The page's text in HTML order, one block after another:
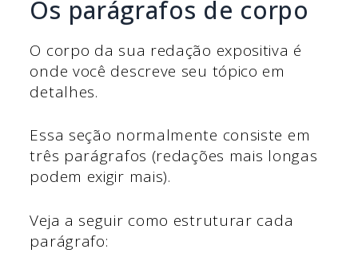
Os parágrafos de corpo
O corpo da sua redação expositiva é
onde você descreve seu tópico em
detalhes.
Essa seção normalmente consiste em
três parágrafos (redações mais longas
podem exigir mais).
Veja a seguir como estruturar cada
parágrafo: